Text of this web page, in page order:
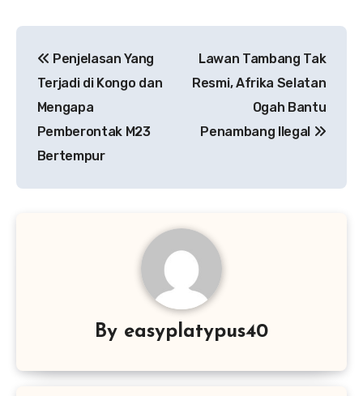
pos
Penjelasan Yang
Terjadi di Kongo dan
Mengapa
Pemberontak M23
Bertempur
Lawan Tambang Tak
Resmi, Afrika Selatan
Ogah Bantu
Penambang Ilegal
By easyplatypus40